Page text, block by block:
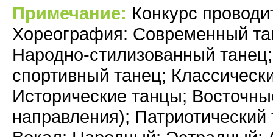
Примечание: Конкурс
Хореография: Современный
Народно-стилизованный
спортивный танец;
Исторические танцы;
направления);